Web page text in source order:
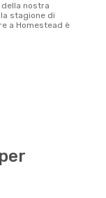
stagione di
a Homestead è